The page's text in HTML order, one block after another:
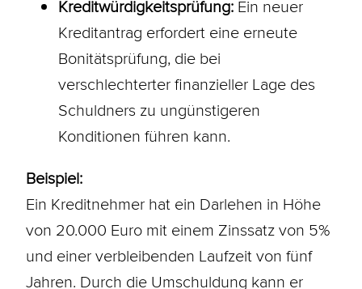
Kreditwürdigkeitsprüfung:Ein neuer
Kreditantrag erfordert eine erneute
Bonitätsprüfung, die bei
verschlechterter finanzieller Lage des
Schuldners zu ungünstigeren
Konditionen führen kann.
Beispiel:
Ein Kreditnehmer hat ein Darlehen in Höhe
von 20.000 Euro mit einem Zinssatz von 5%
und einer verbleibenden Laufzeit von fünf
Jahren. Durch die Umschuldung kann er